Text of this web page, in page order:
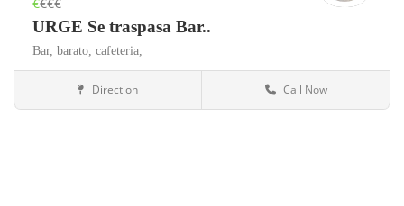
URGE Se traspasa Bar..
Bar, barato, cafeteria,
Bares Direction Call Now